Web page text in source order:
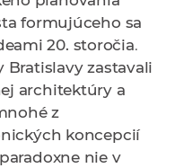
a
c
o
v
í
k
formujúceho sa
20. storočia.
zastavali
architektúry a
z
koncepcií
nie v